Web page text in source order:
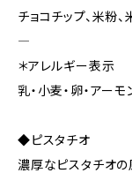
チョコチップ、米粉
―
＊アレルギー表示
乳・小麦・卵・アーモ
◆ピスタチオ
濃厚なピスタチオの